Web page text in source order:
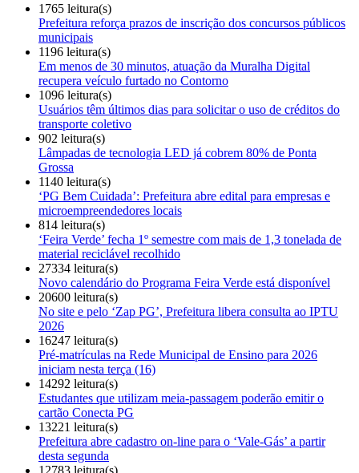
1765 leitura(s)
Prefeitura reforça prazos de inscrição dos concursos públicos
municipais
1196 leitura(s)
Em menos de 30 minutos, atuação da Muralha Digital
recupera veículo furtado no Contorno
1096 leitura(s)
Usuários têm últimos dias para solicitar o uso de créditos do
transporte coletivo
902 leitura(s)
Lâmpadas de tecnologia LED já cobrem 80% de Ponta
Grossa
1140 leitura(s)
‘PG Bem Cuidada’: Prefeitura abre edital para empresas e
microempreendedores locais
814 leitura(s)
‘Feira Verde’ fecha 1º semestre com mais de 1,3 tonelada de
material reciclável recolhido
27334 leitura(s)
Novo calendário do Programa Feira Verde está disponível
20600 leitura(s)
No site e pelo ‘Zap PG’, Prefeitura libera consulta ao IPTU
2026
16247 leitura(s)
Pré-matrículas na Rede Municipal de Ensino para 2026
iniciam nesta terça (16)
14292 leitura(s)
Estudantes que utilizam meia-passagem poderão emitir o
cartão Conecta PG
13221 leitura(s)
Prefeitura abre cadastro on-line para o ‘Vale-Gás’ a partir
desta segunda
12783 leitura(s)